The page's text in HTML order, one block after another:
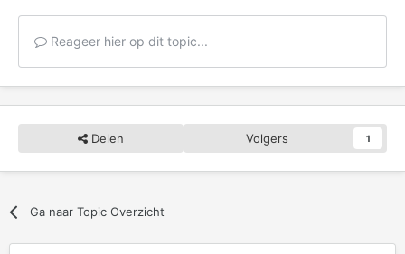
Reageer hier op dit topic...
Delen Volgers 1
Ga naar Topic Overzicht